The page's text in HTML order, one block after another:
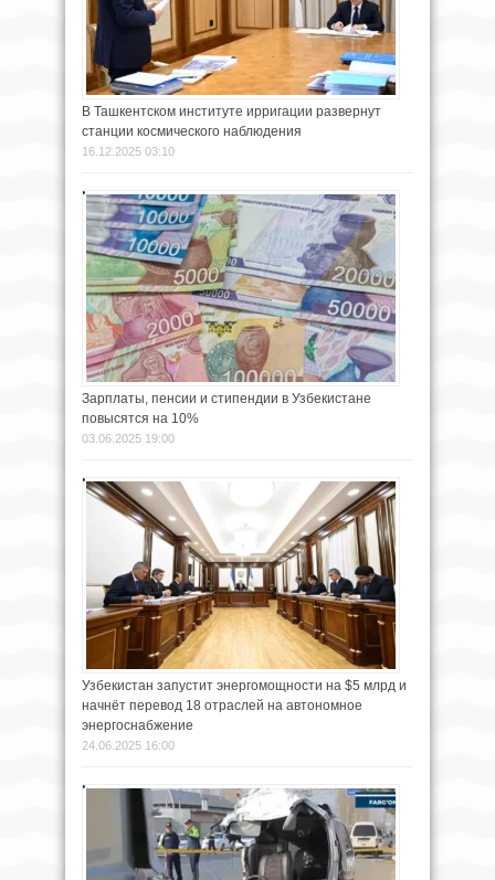
В Ташкентском институте ирригации развернут
станции космического наблюдения
16.12.2025 03:10
Зарплаты, пенсии и стипендии в Узбекистане
повысятся на 10%
03.06.2025 19:00
Узбекистан запустит энергомощности на $5 млрд и
начнёт перевод 18 отраслей на автономное
энергоснабжение
24.06.2025 16:00